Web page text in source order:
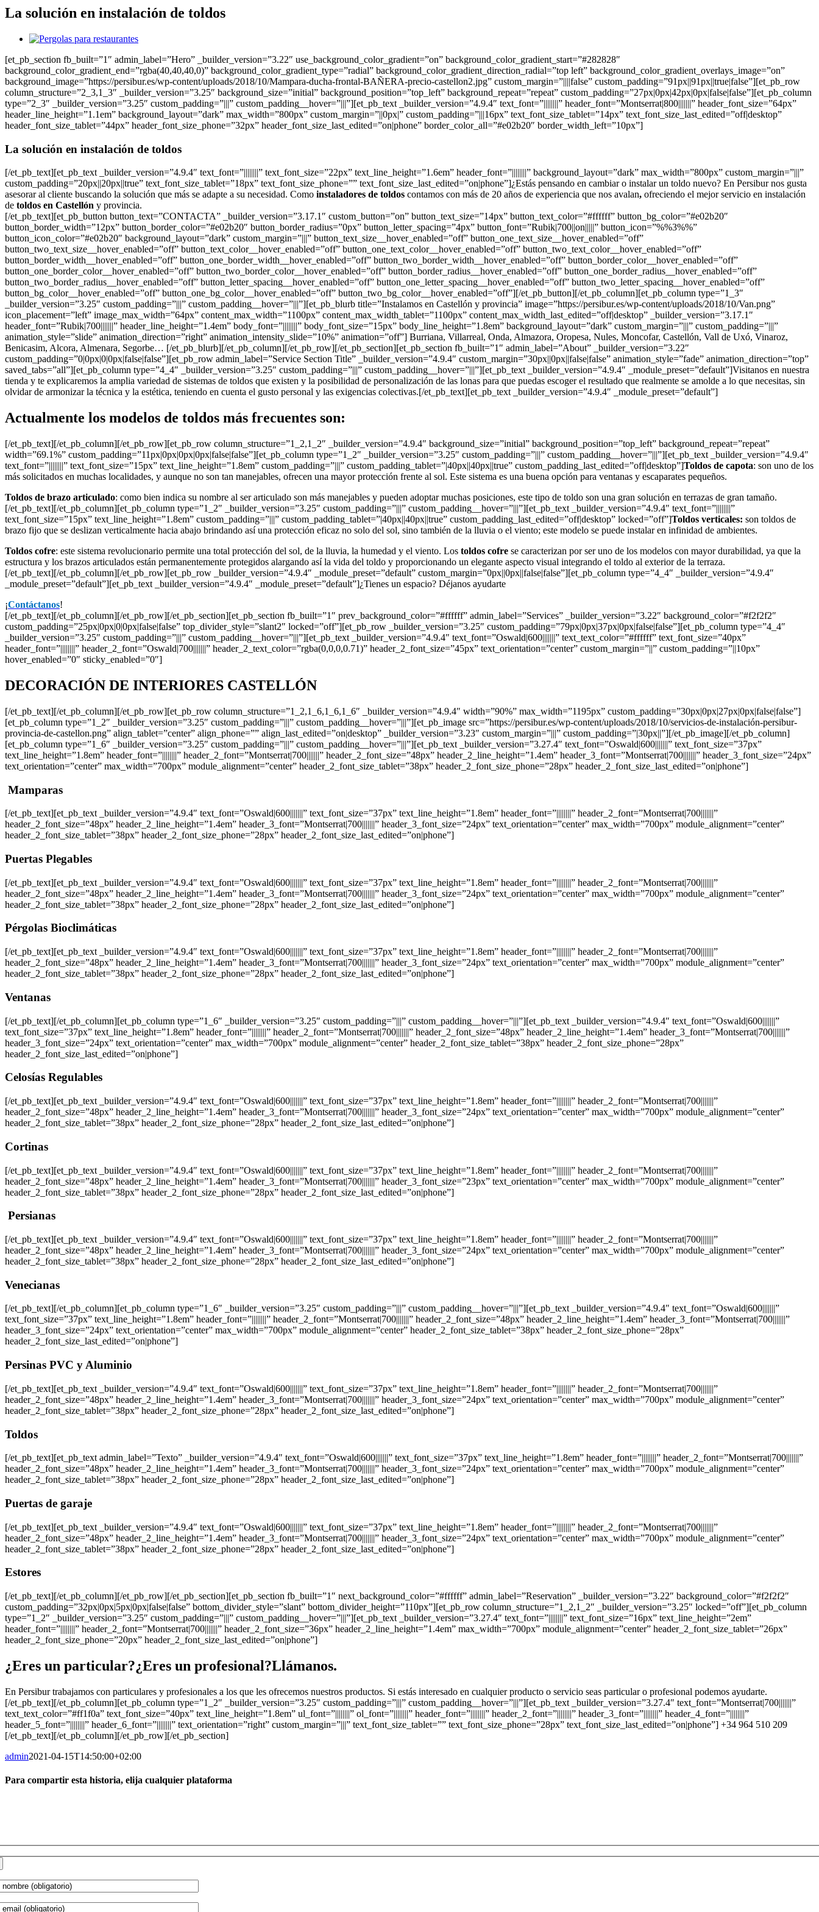
La solución en instalación de toldos
Ver
más
grande
[et_pb_section fb_built=”1″ admin_label=”Hero” _builder_version=”3.22″ use_background_color_gradient=”on” background_color_gradient_start=”#282828″
background_color_gradient_end=”rgba(40,40,40,0)” background_color_gradient_type=”radial” background_color_gradient_direction_radial=”top left” background_color_gradient_overlays_image=”on”
background_image=”https://persibur.es/wp-content/uploads/2018/10/Mampara-ducha-frontal-BAÑERA-precio-castellon2.jpg” custom_margin=”||||false” custom_padding=”91px||91px||true|false”][et_pb_row
column_structure=”2_3,1_3″ _builder_version=”3.25″ background_size=”initial” background_position=”top_left” background_repeat=”repeat” custom_padding=”27px|0px|42px|0px|false|false”][et_pb_column
type=”2_3″ _builder_version=”3.25″ custom_padding=”|||” custom_padding__hover=”|||”][et_pb_text _builder_version=”4.9.4″ text_font=”||||||||” header_font=”Montserrat|800|||||||” header_font_size=”64px”
header_line_height=”1.1em” background_layout=”dark” max_width=”800px” custom_margin=”||0px|” custom_padding=”|||16px” text_font_size_tablet=”14px” text_font_size_last_edited=”off|desktop”
header_font_size_tablet=”44px” header_font_size_phone=”32px” header_font_size_last_edited=”on|phone” border_color_all=”#e02b20″ border_width_left=”10px”]
La solución en instalación de toldos
[/et_pb_text][et_pb_text _builder_version=”4.9.4″ text_font=”||||||||” text_font_size=”22px” text_line_height=”1.6em” header_font=”||||||||” background_layout=”dark” max_width=”800px” custom_margin=”|||”
custom_padding=”20px||20px||true” text_font_size_tablet=”18px” text_font_size_phone=”” text_font_size_last_edited=”on|phone”]¿Estás pensando en cambiar o instalar un toldo nuevo? En Persibur nos gusta
asesorar al cliente buscando la solución que más se adapte a su necesidad. Como instaladores de toldos contamos con más de 20 años de experiencia que nos avalan, ofreciendo el mejor servicio en instalación
de toldos en Castellón y provincia.
[/et_pb_text][et_pb_button button_text=”CONTACTA” _builder_version=”3.17.1″ custom_button=”on” button_text_size=”14px” button_text_color=”#ffffff” button_bg_color=”#e02b20″
button_border_width=”12px” button_border_color=”#e02b20″ button_border_radius=”0px” button_letter_spacing=”4px” button_font=”Rubik|700||on|||||” button_icon=”%%3%%”
button_icon_color=”#e02b20″ background_layout=”dark” custom_margin=”|||” button_text_size__hover_enabled=”off” button_one_text_size__hover_enabled=”off”
button_two_text_size__hover_enabled=”off” button_text_color__hover_enabled=”off” button_one_text_color__hover_enabled=”off” button_two_text_color__hover_enabled=”off”
button_border_width__hover_enabled=”off” button_one_border_width__hover_enabled=”off” button_two_border_width__hover_enabled=”off” button_border_color__hover_enabled=”off”
button_one_border_color__hover_enabled=”off” button_two_border_color__hover_enabled=”off” button_border_radius__hover_enabled=”off” button_one_border_radius__hover_enabled=”off”
button_two_border_radius__hover_enabled=”off” button_letter_spacing__hover_enabled=”off” button_one_letter_spacing__hover_enabled=”off” button_two_letter_spacing__hover_enabled=”off”
button_bg_color__hover_enabled=”off” button_one_bg_color__hover_enabled=”off” button_two_bg_color__hover_enabled=”off”][/et_pb_button][/et_pb_column][et_pb_column type=”1_3″
_builder_version=”3.25″ custom_padding=”|||” custom_padding__hover=”|||”][et_pb_blurb title=”Instalamos en Castellón y provincia” image=”https://persibur.es/wp-content/uploads/2018/10/Van.png”
icon_placement=”left” image_max_width=”64px” content_max_width=”1100px” content_max_width_tablet=”1100px” content_max_width_last_edited=”off|desktop” _builder_version=”3.17.1″
header_font=”Rubik|700|||||||” header_line_height=”1.4em” body_font=”||||||||” body_font_size=”15px” body_line_height=”1.8em” background_layout=”dark” custom_margin=”|||” custom_padding=”|||”
animation_style=”slide” animation_direction=”right” animation_intensity_slide=”10%” animation=”off”] Burriana, Villarreal, Onda, Almazora, Oropesa, Nules, Moncofar, Castellón, Vall de Uxó, Vinaroz,
Benicasim, Alcora, Almenara, Segorbe… [/et_pb_blurb][/et_pb_column][/et_pb_row][/et_pb_section][et_pb_section fb_built=”1″ admin_label=”About” _builder_version=”3.22″
custom_padding=”0|0px|0|0px|false|false”][et_pb_row admin_label=”Service Section Title” _builder_version=”4.9.4″ custom_margin=”30px||0px||false|false” animation_style=”fade” animation_direction=”top”
saved_tabs=”all”][et_pb_column type=”4_4″ _builder_version=”3.25″ custom_padding=”|||” custom_padding__hover=”|||”][et_pb_text _builder_version=”4.9.4″ _module_preset=”default”]Visitanos en nuestra
tienda y te explicaremos la amplia variedad de sistemas de toldos que existen y la posibilidad de personalización de las lonas para que puedas escoger el resultado que realmente se amolde a lo que necesitas, sin
olvidar de armonizar la técnica y la estética, teniendo en cuenta el gusto personal y las exigencias colectivas.[/et_pb_text][et_pb_text _builder_version=”4.9.4″ _module_preset=”default”]
Actualmente los modelos de toldos más frecuentes son:
[/et_pb_text][/et_pb_column][/et_pb_row][et_pb_row column_structure=”1_2,1_2″ _builder_version=”4.9.4″ background_size=”initial” background_position=”top_left” background_repeat=”repeat”
width=”69.1%” custom_padding=”11px|0px|0px|0px|false|false”][et_pb_column type=”1_2″ _builder_version=”3.25″ custom_padding=”|||” custom_padding__hover=”|||”][et_pb_text _builder_version=”4.9.4″
text_font=”||||||||” text_font_size=”15px” text_line_height=”1.8em” custom_padding=”|||” custom_padding_tablet=”|40px||40px||true” custom_padding_last_edited=”off|desktop”]Toldos de capota: son uno de los
más solicitados en muchas localidades, y aunque no son tan manejables, ofrecen una mayor protección frente al sol. Este sistema es una buena opción para ventanas y escaparates pequeños.
Toldos de brazo articulado: como bien indica su nombre al ser articulado son más manejables y pueden adoptar muchas posiciones, este tipo de toldo son una gran solución en terrazas de gran tamaño.
[/et_pb_text][/et_pb_column][et_pb_column type=”1_2″ _builder_version=”3.25″ custom_padding=”|||” custom_padding__hover=”|||”][et_pb_text _builder_version=”4.9.4″ text_font=”||||||||”
text_font_size=”15px” text_line_height=”1.8em” custom_padding=”|||” custom_padding_tablet=”|40px||40px||true” custom_padding_last_edited=”off|desktop” locked=”off”]Toldos verticales: son toldos de
brazo fijo que se deslizan verticalmente hacia abajo brindando así una protección eficaz no solo del sol, sino también de la lluvia o el viento; este modelo se puede instalar en infinidad de ambientes.
Toldos cofre: este sistema revolucionario permite una total protección del sol, de la lluvia, la humedad y el viento. Los toldos cofre se caracterizan por ser uno de los modelos con mayor durabilidad, ya que la
estructura y los brazos articulados están permanentemente protegidos alargando así la vida del toldo y proporcionando un elegante aspecto visual integrando el toldo al exterior de la terraza.
[/et_pb_text][/et_pb_column][/et_pb_row][et_pb_row _builder_version=”4.9.4″ _module_preset=”default” custom_margin=”0px||0px||false|false”][et_pb_column type=”4_4″ _builder_version=”4.9.4″
_module_preset=”default”][et_pb_text _builder_version=”4.9.4″ _module_preset=”default”]¿Tienes un espacio? Déjanos ayudarte
¡Contáctanos!
[/et_pb_text][/et_pb_column][/et_pb_row][/et_pb_section][et_pb_section fb_built=”1″ prev_background_color=”#ffffff” admin_label=”Services” _builder_version=”3.22″ background_color=”#f2f2f2″
custom_padding=”25px|0px|0|0px|false|false” top_divider_style=”slant2″ locked=”off”][et_pb_row _builder_version=”3.25″ custom_padding=”79px|0px|37px|0px|false|false”][et_pb_column type=”4_4″
_builder_version=”3.25″ custom_padding=”|||” custom_padding__hover=”|||”][et_pb_text _builder_version=”4.9.4″ text_font=”Oswald|600|||||||” text_text_color=”#ffffff” text_font_size=”40px”
header_font=”||||||||” header_2_font=”Oswald|700|||||||” header_2_text_color=”rgba(0,0,0,0.71)” header_2_font_size=”45px” text_orientation=”center” custom_margin=”||” custom_padding=”||10px”
hover_enabled=”0″ sticky_enabled=”0″]
DECORACIÓN DE INTERIORES CASTELLÓN
[/et_pb_text][/et_pb_column][/et_pb_row][et_pb_row column_structure=”1_2,1_6,1_6,1_6″ _builder_version=”4.9.4″ width=”90%” max_width=”1195px” custom_padding=”30px|0px|27px|0px|false|false”]
[et_pb_column type=”1_2″ _builder_version=”3.25″ custom_padding=”|||” custom_padding__hover=”|||”][et_pb_image src=”https://persibur.es/wp-content/uploads/2018/10/servicios-de-instalación-persibur-
provincia-de-castellon.png” align_tablet=”center” align_phone=”” align_last_edited=”on|desktop” _builder_version=”3.23″ custom_margin=”|||” custom_padding=”|30px||”][/et_pb_image][/et_pb_column]
[et_pb_column type=”1_6″ _builder_version=”3.25″ custom_padding=”|||” custom_padding__hover=”|||”][et_pb_text _builder_version=”3.27.4″ text_font=”Oswald|600|||||||” text_font_size=”37px”
text_line_height=”1.8em” header_font=”||||||||” header_2_font=”Montserrat|700|||||||” header_2_font_size=”48px” header_2_line_height=”1.4em” header_3_font=”Montserrat|700|||||||” header_3_font_size=”24px”
text_orientation=”center” max_width=”700px” module_alignment=”center” header_2_font_size_tablet=”38px” header_2_font_size_phone=”28px” header_2_font_size_last_edited=”on|phone”]
Mamparas
[/et_pb_text][et_pb_text _builder_version=”4.9.4″ text_font=”Oswald|600|||||||” text_font_size=”37px” text_line_height=”1.8em” header_font=”||||||||” header_2_font=”Montserrat|700|||||||”
header_2_font_size=”48px” header_2_line_height=”1.4em” header_3_font=”Montserrat|700|||||||” header_3_font_size=”24px” text_orientation=”center” max_width=”700px” module_alignment=”center”
header_2_font_size_tablet=”38px” header_2_font_size_phone=”28px” header_2_font_size_last_edited=”on|phone”]
Puertas Plegables
[/et_pb_text][et_pb_text _builder_version=”4.9.4″ text_font=”Oswald|600|||||||” text_font_size=”37px” text_line_height=”1.8em” header_font=”||||||||” header_2_font=”Montserrat|700|||||||”
header_2_font_size=”48px” header_2_line_height=”1.4em” header_3_font=”Montserrat|700|||||||” header_3_font_size=”24px” text_orientation=”center” max_width=”700px” module_alignment=”center”
header_2_font_size_tablet=”38px” header_2_font_size_phone=”28px” header_2_font_size_last_edited=”on|phone”]
Pérgolas Bioclimáticas
[/et_pb_text][et_pb_text _builder_version=”4.9.4″ text_font=”Oswald|600|||||||” text_font_size=”37px” text_line_height=”1.8em” header_font=”||||||||” header_2_font=”Montserrat|700|||||||”
header_2_font_size=”48px” header_2_line_height=”1.4em” header_3_font=”Montserrat|700|||||||” header_3_font_size=”24px” text_orientation=”center” max_width=”700px” module_alignment=”center”
header_2_font_size_tablet=”38px” header_2_font_size_phone=”28px” header_2_font_size_last_edited=”on|phone”]
Ventanas
[/et_pb_text][/et_pb_column][et_pb_column type=”1_6″ _builder_version=”3.25″ custom_padding=”|||” custom_padding__hover=”|||”][et_pb_text _builder_version=”4.9.4″ text_font=”Oswald|600|||||||”
text_font_size=”37px” text_line_height=”1.8em” header_font=”||||||||” header_2_font=”Montserrat|700|||||||” header_2_font_size=”48px” header_2_line_height=”1.4em” header_3_font=”Montserrat|700|||||||”
header_3_font_size=”24px” text_orientation=”center” max_width=”700px” module_alignment=”center” header_2_font_size_tablet=”38px” header_2_font_size_phone=”28px”
header_2_font_size_last_edited=”on|phone”]
Celosías Regulables
[/et_pb_text][et_pb_text _builder_version=”4.9.4″ text_font=”Oswald|600|||||||” text_font_size=”37px” text_line_height=”1.8em” header_font=”||||||||” header_2_font=”Montserrat|700|||||||”
header_2_font_size=”48px” header_2_line_height=”1.4em” header_3_font=”Montserrat|700|||||||” header_3_font_size=”24px” text_orientation=”center” max_width=”700px” module_alignment=”center”
header_2_font_size_tablet=”38px” header_2_font_size_phone=”28px” header_2_font_size_last_edited=”on|phone”]
Cortinas
[/et_pb_text][et_pb_text _builder_version=”4.9.4″ text_font=”Oswald|600|||||||” text_font_size=”37px” text_line_height=”1.8em” header_font=”||||||||” header_2_font=”Montserrat|700|||||||”
header_2_font_size=”48px” header_2_line_height=”1.4em” header_3_font=”Montserrat|700|||||||” header_3_font_size=”23px” text_orientation=”center” max_width=”700px” module_alignment=”center”
header_2_font_size_tablet=”38px” header_2_font_size_phone=”28px” header_2_font_size_last_edited=”on|phone”]
Persianas
[/et_pb_text][et_pb_text _builder_version=”4.9.4″ text_font=”Oswald|600|||||||” text_font_size=”37px” text_line_height=”1.8em” header_font=”||||||||” header_2_font=”Montserrat|700|||||||”
header_2_font_size=”48px” header_2_line_height=”1.4em” header_3_font=”Montserrat|700|||||||” header_3_font_size=”24px” text_orientation=”center” max_width=”700px” module_alignment=”center”
header_2_font_size_tablet=”38px” header_2_font_size_phone=”28px” header_2_font_size_last_edited=”on|phone”]
Venecianas
[/et_pb_text][/et_pb_column][et_pb_column type=”1_6″ _builder_version=”3.25″ custom_padding=”|||” custom_padding__hover=”|||”][et_pb_text _builder_version=”4.9.4″ text_font=”Oswald|600|||||||”
text_font_size=”37px” text_line_height=”1.8em” header_font=”||||||||” header_2_font=”Montserrat|700|||||||” header_2_font_size=”48px” header_2_line_height=”1.4em” header_3_font=”Montserrat|700|||||||”
header_3_font_size=”24px” text_orientation=”center” max_width=”700px” module_alignment=”center” header_2_font_size_tablet=”38px” header_2_font_size_phone=”28px”
header_2_font_size_last_edited=”on|phone”]
Persinas PVC y Aluminio
[/et_pb_text][et_pb_text _builder_version=”4.9.4″ text_font=”Oswald|600|||||||” text_font_size=”37px” text_line_height=”1.8em” header_font=”||||||||” header_2_font=”Montserrat|700|||||||”
header_2_font_size=”48px” header_2_line_height=”1.4em” header_3_font=”Montserrat|700|||||||” header_3_font_size=”24px” text_orientation=”center” max_width=”700px” module_alignment=”center”
header_2_font_size_tablet=”38px” header_2_font_size_phone=”28px” header_2_font_size_last_edited=”on|phone”]
Toldos
[/et_pb_text][et_pb_text admin_label=”Texto” _builder_version=”4.9.4″ text_font=”Oswald|600|||||||” text_font_size=”37px” text_line_height=”1.8em” header_font=”||||||||” header_2_font=”Montserrat|700|||||||”
header_2_font_size=”48px” header_2_line_height=”1.4em” header_3_font=”Montserrat|700|||||||” header_3_font_size=”24px” text_orientation=”center” max_width=”700px” module_alignment=”center”
header_2_font_size_tablet=”38px” header_2_font_size_phone=”28px” header_2_font_size_last_edited=”on|phone”]
Puertas de garaje
[/et_pb_text][et_pb_text _builder_version=”4.9.4″ text_font=”Oswald|600|||||||” text_font_size=”37px” text_line_height=”1.8em” header_font=”||||||||” header_2_font=”Montserrat|700|||||||”
header_2_font_size=”48px” header_2_line_height=”1.4em” header_3_font=”Montserrat|700|||||||” header_3_font_size=”24px” text_orientation=”center” max_width=”700px” module_alignment=”center”
header_2_font_size_tablet=”38px” header_2_font_size_phone=”28px” header_2_font_size_last_edited=”on|phone”]
Estores
[/et_pb_text][/et_pb_column][/et_pb_row][/et_pb_section][et_pb_section fb_built=”1″ next_background_color=”#ffffff” admin_label=”Reservation” _builder_version=”3.22″ background_color=”#f2f2f2″
custom_padding=”32px|0px|5px|0px|false|false” bottom_divider_style=”slant” bottom_divider_height=”110px”][et_pb_row column_structure=”1_2,1_2″ _builder_version=”3.25″ locked=”off”][et_pb_column
type=”1_2″ _builder_version=”3.25″ custom_padding=”|||” custom_padding__hover=”|||”][et_pb_text _builder_version=”3.27.4″ text_font=”||||||||” text_font_size=”16px” text_line_height=”2em”
header_font=”||||||||” header_2_font=”Montserrat|700|||||||” header_2_font_size=”36px” header_2_line_height=”1.4em” max_width=”700px” module_alignment=”center” header_2_font_size_tablet=”26px”
header_2_font_size_phone=”20px” header_2_font_size_last_edited=”on|phone”]
¿Eres un particular?¿Eres un profesional?Llámanos.
En Persibur trabajamos con particulares y profesionales a los que les ofrecemos nuestros productos. Si estás interesado en cualquier producto o servicio seas particular o profesional podemos ayudarte.
[/et_pb_text][/et_pb_column][et_pb_column type=”1_2″ _builder_version=”3.25″ custom_padding=”|||” custom_padding__hover=”|||”][et_pb_text _builder_version=”3.27.4″ text_font=”Montserrat|700|||||||”
text_text_color=”#ff1f0a” text_font_size=”40px” text_line_height=”1.8em” ul_font=”||||||||” ol_font=”||||||||” header_font=”||||||||” header_2_font=”||||||||” header_3_font=”||||||||” header_4_font=”||||||||”
header_5_font=”||||||||” header_6_font=”||||||||” text_orientation=”right” custom_margin=”|||” text_font_size_tablet=”” text_font_size_phone=”28px” text_font_size_last_edited=”on|phone”] +34 964 510 209
[/et_pb_text][/et_pb_column][/et_pb_row][/et_pb_section]
admin2021-04-15T14:50:00+02:00
Para compartir esta historia, elija cualquier plataforma